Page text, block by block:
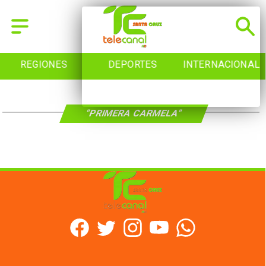
REGIONES DEPORTES INTERNACIONAL
"PRIMERA CARMELA"